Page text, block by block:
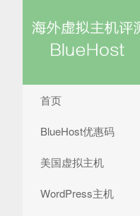
首页
BlueHost优惠码
美国虚拟主机
WordPress主机